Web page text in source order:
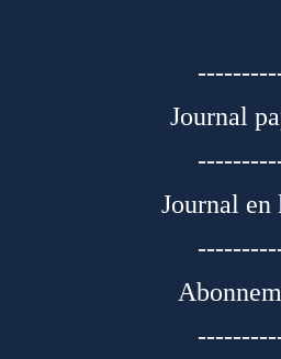
Journal
Journal en